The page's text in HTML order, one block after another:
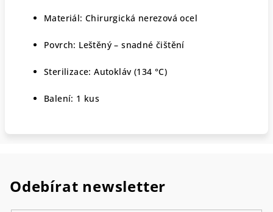
Materiál: Chirurgická nerezová ocel
Povrch: Leštěný – snadné čištění
Sterilizace: Autokláv (134 °C)
Balení: 1 kus
Odebírat newsletter